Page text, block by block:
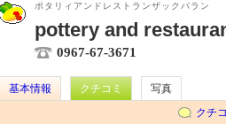
ポタリィアンドレストランザックバラン
pottery and
0967-67-3671
基本情報 クチコミ
写真
クチ